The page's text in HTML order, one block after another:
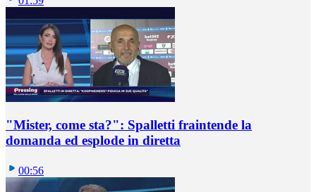
"Mister, come sta?": Spalletti fraintende la
domanda ed esplode in diretta
00:56